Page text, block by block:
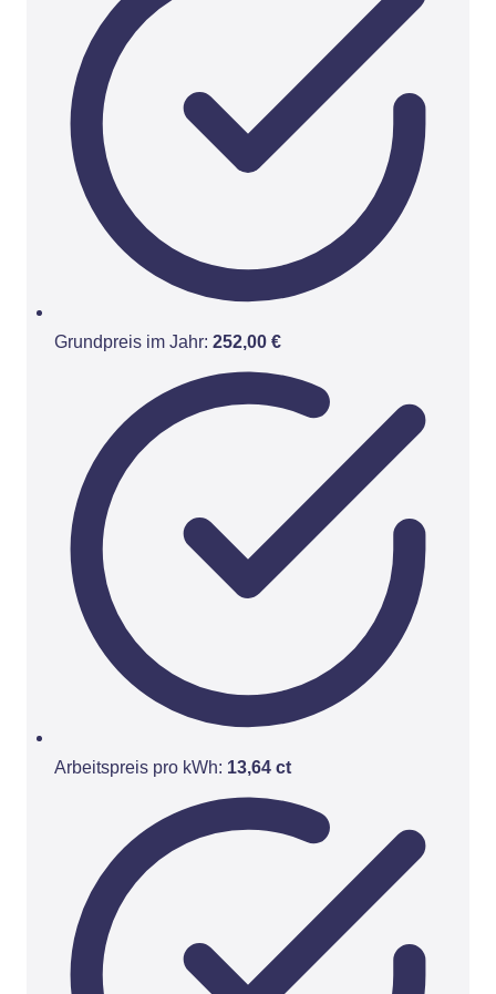
Grundpreis im Jahr: 252,00 €
Arbeitspreis pro kWh: 13,64 ct